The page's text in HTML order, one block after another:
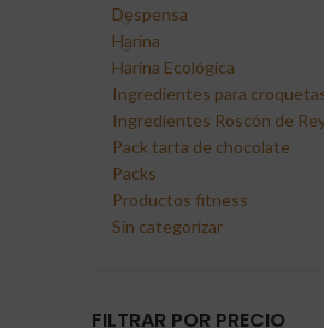
Despensa
Harina
Harina Ecológica
Ingredientes para
Ingredientes Roscón de
Pack tarta de chocolate
Packs
Productos fitness
Sin categorizar
FILTRAR POR PRECIO